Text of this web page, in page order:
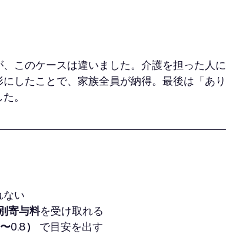
このケースは違いました。介護を担った人に
したことで、家族全員が納得。最後は「あり
。
ない
寄与料を受け取れる
0.8）
で目安を出す